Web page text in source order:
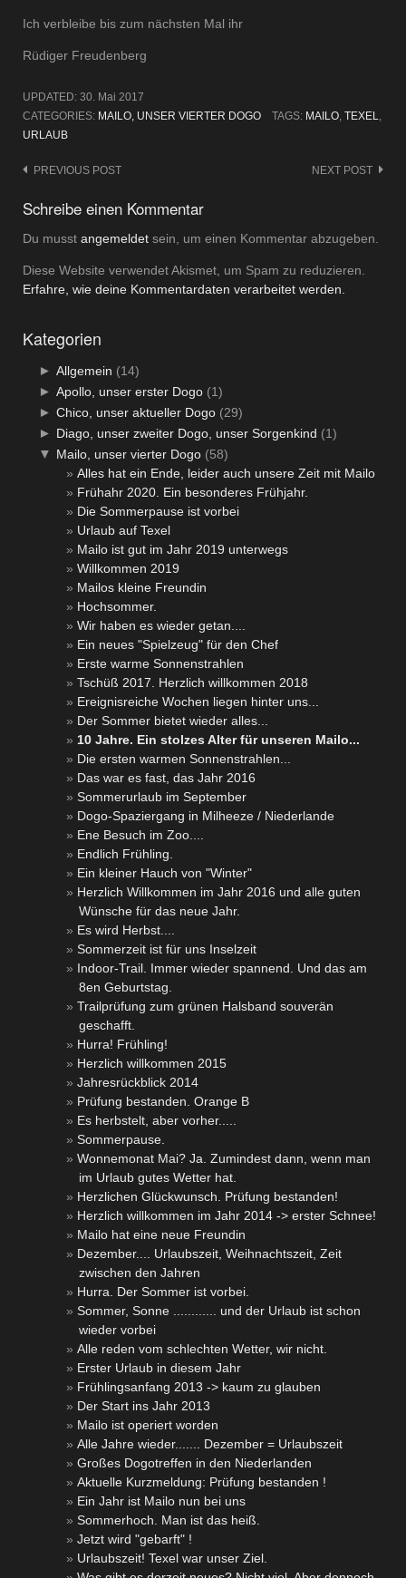
Ich verbleibe bis zum nächsten Mal ihr
Rüdiger Freudenberg
UPDATED: 30. Mai 2017
CATEGORIES: MAILO, UNSER VIERTER DOGO TAGS: MAILO, TEXEL
URLAUB
Post
navigation
PREVIOUS POST NEXT POST
Schreibe einen Kommentar
Du musst angemeldet sein, um einen Kommentar abzugeben.
Diese Website verwendet Akismet, um Spam zu reduzieren.
Erfahre, wie deine Kommentardaten verarbeitet werden.
Kategorien
► Allgemein (14)
► Apollo, unser erster Dogo(1)
► Chico, unser aktueller Dogo(29)
► Diago, unser zweiter Dogo, unser Sorgenkind (1)
▼ Mailo, unser vierter Dogo(58)
Alles hat ein Ende, leider auch unsere Zeit mit Mailo
Frühahr 2020. Ein besonderes Frühjahr.
Die Sommerpause ist vorbei
Urlaub auf Texel
Mailo ist gut im Jahr 2019 unterwegs
Willkommen 2019
Mailos kleine Freundin
Hochsommer.
Wir haben es wieder getan....
Ein neues "Spielzeug" für den Chef
Erste warme Sonnenstrahlen
Tschüß 2017. Herzlich willkommen 2018
Ereignisreiche Wochen liegen hinter uns...
Der Sommer bietet wieder alles...
10 Jahre. Ein stolzes Alter für unseren Mailo...
Die ersten warmen Sonnenstrahlen...
Das war es fast, das Jahr 2016
Sommerurlaub im September
Dogo-Spaziergang in Milheeze / Niederlande
Ene Besuch im Zoo....
Endlich Frühling.
Ein kleiner Hauch von "Winter"
Herzlich Willkommen im Jahr 2016 und alle guten
Wünsche für das neue Jahr.
Es wird Herbst....
Sommerzeit ist für uns Inselzeit
Indoor-Trail. Immer wieder spannend. Und das am
8en Geburtstag.
Trailprüfung zum grünen Halsband souverän
geschafft.
Hurra! Frühling!
Herzlich willkommen 2015
Jahresrückblick 2014
Prüfung bestanden. Orange B
Es herbstelt, aber vorher.....
Sommerpause.
Wonnemonat Mai? Ja. Zumindest dann, wenn man
im Urlaub gutes Wetter hat.
Herzlichen Glückwunsch. Prüfung bestanden!
Herzlich willkommen im Jahr 2014 -> erster Schnee!
Mailo hat eine neue Freundin
Dezember.... Urlaubszeit, Weihnachtszeit, Zeit
zwischen den Jahren
Hurra. Der Sommer ist vorbei.
Sommer, Sonne ............ und der Urlaub ist schon
wieder vorbei
Alle reden vom schlechten Wetter, wir nicht.
Erster Urlaub in diesem Jahr
Frühlingsanfang 2013 -> kaum zu glauben
Der Start ins Jahr 2013
Mailo ist operiert worden
Alle Jahre wieder....... Dezember = Urlaubszeit
Großes Dogotreffen in den Niederlanden
Aktuelle Kurzmeldung: Prüfung bestanden !
Ein Jahr ist Mailo nun bei uns
Sommerhoch. Man ist das heiß.
Jetzt wird "gebarft" !
Urlaubszeit! Texel war unser Ziel.